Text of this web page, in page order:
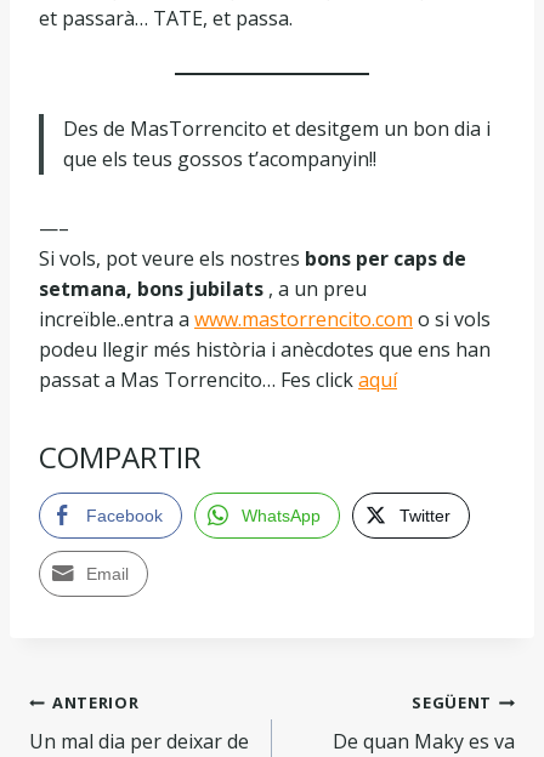
et passarà… TATE, et passa.
Des de MasTorrencito et desitgem un bon dia i
que els teus gossos t’acompanyin!!
—–
Si vols, pot veure els nostres bons per caps de
setmana, bons jubilats , a un preu
increïble..entra a www.mastorrencito.com o si vols
podeu llegir més història i anècdotes que ens han
passat a Mas Torrencito… Fes clickaquí
COMPARTIR
Facebook WhatsApp Twitter
Email
ANTERIOR
Un mal dia per deixar de
SEGÜENT
De quan Maky es va